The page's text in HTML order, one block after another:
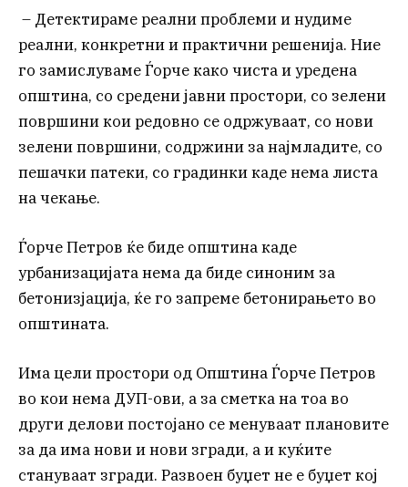
– Детектираме реални проблеми и нудиме
реални, конкретни и практични решенија. Ние
го замислуваме Ѓорче како чиста и уредена
општина, со средени јавни простори, со зелени
површини кои редовно се одржуваат, со нови
зелени површини, содржини за најмладите, со
пешачки патеки, со градинки каде нема листа
на чекање.
Ѓорче Петров ќе биде општина каде
урбанизацијата нема да биде синоним за
бетонизјација, ќе го запреме бетонирањето во
општината.
Има цели простори од Општина Ѓорче Петров
во кои нема ДУП-ови, а за сметка на тоа во
други делови постојано се менуваат плановите
за да има нови и нови згради, а и куќите
стануваат згради. Развоен буџет не е буџет кој